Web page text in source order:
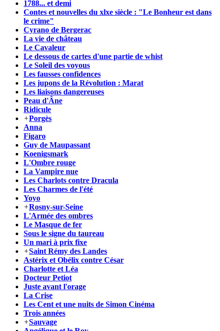
1788... et demi
Contes et nouvelles du xlxe siècle : "Le Bonheur est dans
le crime"
Cyrano de Bergerac
La vie de château
Le Cavaleur
Le dessous de cartes d'une partie de whist
Le Soleil des voyous
Les fausses confidences
Les jupons de la Révolution : Marat
Les liaisons dangereuses
Peau d'Âne
Ridicule
+Porgès
Anna
Figaro
Guy de Maupassant
Koenigsmark
L'Ombre rouge
La Vampire nue
Les Charlots contre Dracula
Les Charmes de l'été
Yoyo
+Rosny-sur-Seine
L'Armée des ombres
Le Masque de fer
Sous le signe du taureau
Un mari à prix fixe
+Saint Rémy des Landes
Astérix et Obélix contre César
Charlotte et Léa
Docteur Petiot
Juste avant l'orage
La Crise
Les Cent et une nuits de Simon Cinéma
Trois années
+Sauvage